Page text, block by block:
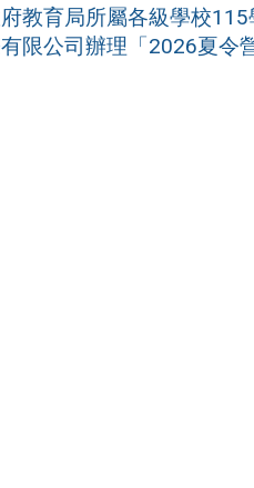
教育局所屬各級學校
限公司辦理「2026夏令